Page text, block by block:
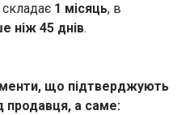
складає 1 місяць, в
ніж 45 днів.
, що підтверджують
продавця, а саме: